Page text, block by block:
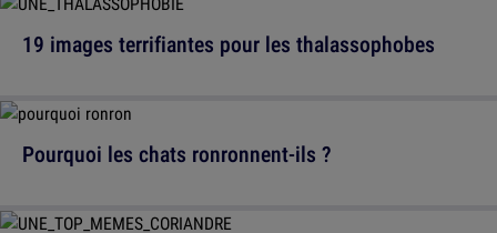
19 images terrifiantes pour les thalassophobes
Pourquoi les chats ronronnent-ils ?